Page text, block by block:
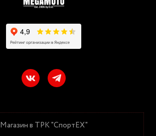
Магазин в ТРК "СпортЕХ"